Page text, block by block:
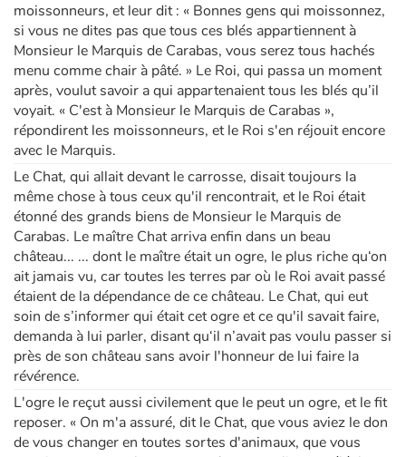
moissonneurs, et leur dit : « Bonnes gens qui moissonnez,
si vous ne dites pas que tous ces blés appartiennent à
Monsieur le Marquis de Carabas, vous serez tous hachés
menu comme chair à pâté. » Le Roi, qui passa un moment
après, voulut savoir a qui appartenaient tous les blés qu’il
voyait. « C'est à Monsieur le Marquis de Carabas »,
répondirent les moissonneurs, et le Roi s'en réjouit encore
avec le Marquis.
Le Chat, qui allait devant le carrosse, disait toujours la
même chose à tous ceux qu'il rencontrait, et le Roi était
étonné des grands biens de Monsieur le Marquis de
Carabas. Le maître Chat arriva enfin dans un beau
château... ... dont le maître était un ogre, le plus riche qu‘on
ait jamais vu, car toutes les terres par où le Roi avait passé
étaient de la dépendance de ce château. Le Chat, qui eut
soin de s’informer qui était cet ogre et ce qu'il savait faire,
demanda à lui parler, disant qu‘il n’avait pas voulu passer si
près de son château sans avoir l'honneur de lui faire la
révérence.
L'ogre le reçut aussi civilement que le peut un ogre, et le fit
reposer. « On m'a assuré, dit le Chat, que vous aviez le don
de vous changer en toutes sortes d'animaux, que vous